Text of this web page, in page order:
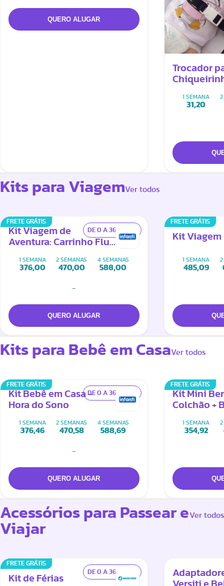
Trocador
1 SEMANA
31,20
2
Kits para ViagemVer todos
FRETE GRÁTIS
DE 0 A 36 MESES
Kit Viagem de
Aventura: Carrinho Flux
1 SEMANA
376,00
2 SEMANAS
470,00
4 SEMANAS
588,00
-
FRETE GRÁTIS
Kit Viagem
1 SEMANA
485,09
2
Kits para Bebê em CasaVer todos
FRETE GRÁTIS
DE 0 A 36 MESES
Kit Bebê em Casa -
Hora do Sono
1 SEMANA
376,46
2 SEMANAS
470,58
4 SEMANAS
588,69
-
FRETE GRÁTIS
Kit Mini
Colchão +
1 SEMANA
354,92
2
Acessórios para Passear e
Viajar
Ver todos
FRETE GRÁTIS
DE 0 A 36 MESES
Kit de Férias
Versiti e